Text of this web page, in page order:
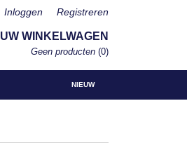
Inloggen Registreren
UW WINKELWAGEN
Geen producten (0)
NIEUW